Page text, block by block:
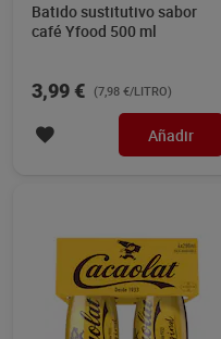
Batido sustitutivo sabor
café Yfood 500 ml
3,99 € (7,98 €/LITRO)
Añadir